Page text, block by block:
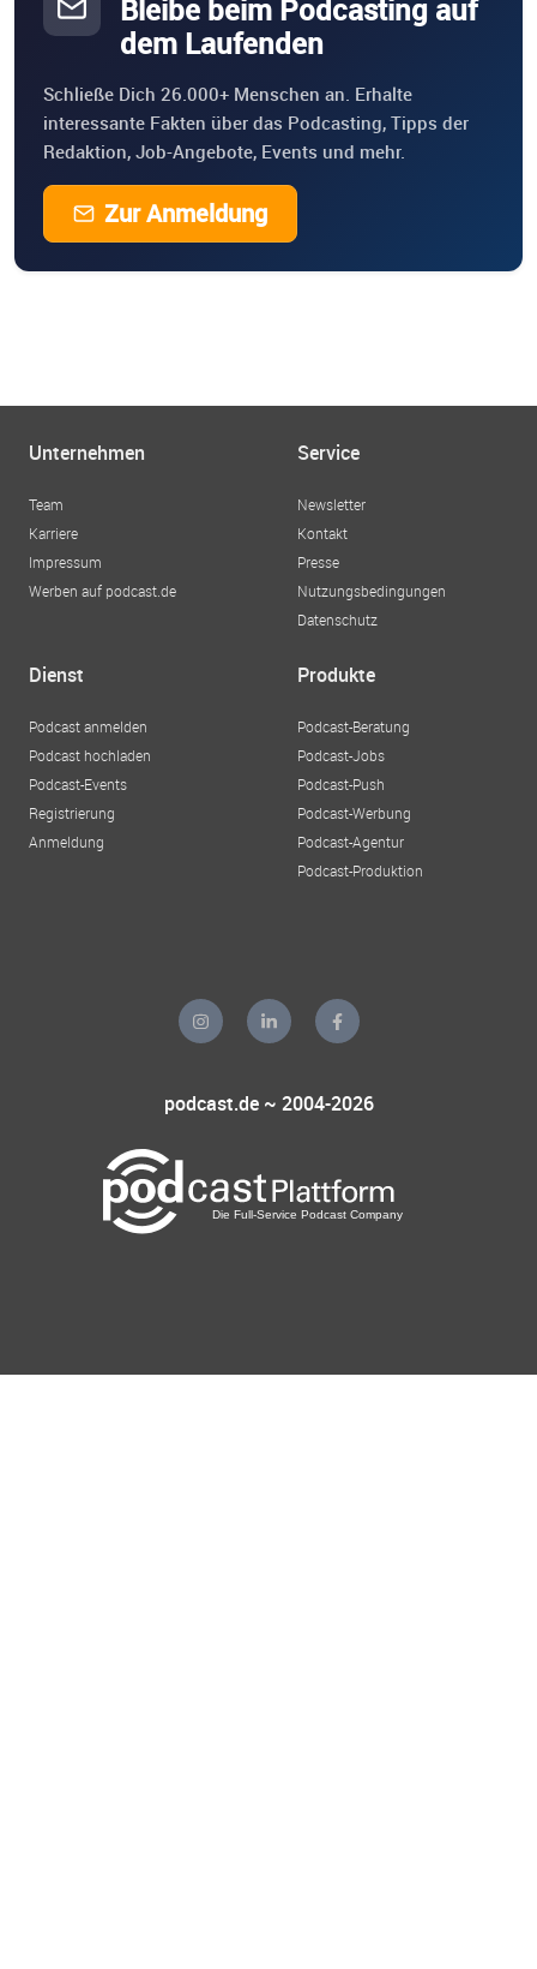
Bleibe beim Podcasting auf
dem Laufenden
Schließe Dich 26.000+ Menschen an. Erhalte
interessante Fakten über das Podcasting, Tipps der
Redaktion, Job-Angebote, Events und mehr.
Zur Anmeldung
Unternehmen
Team
Karriere
Impressum
Werben auf podcast.de
Service
Newsletter
Kontakt
Presse
Nutzungsbedingungen
Datenschutz
Dienst
Podcast anmelden
Podcast hochladen
Podcast-Events
Registrierung
Anmeldung
Produkte
Podcast-Beratung
Podcast-Jobs
Podcast-Push
Podcast-Werbung
Podcast-Agentur
Podcast-Produktion
podcast.de ~ 2004-2026